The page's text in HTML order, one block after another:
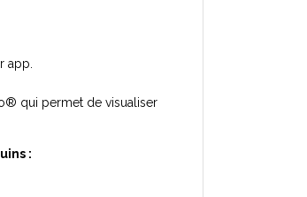
app.
qui permet de visualiser
: